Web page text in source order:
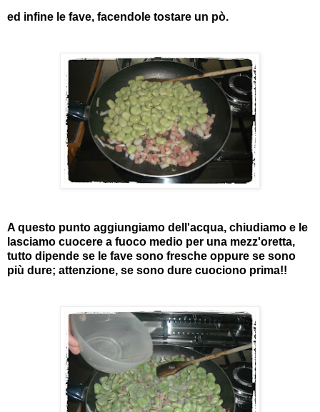
ed infine le fave, facendole tostare un pò.
A questo punto aggiungiamo dell'acqua, chiudiamo e le
lasciamo cuocere a fuoco medio per una mezz'oretta,
tutto dipende se le fave sono fresche oppure se sono
più dure; attenzione, se sono dure cuociono prima!!